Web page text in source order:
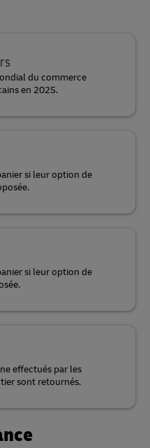
du commerce
en 2025.
si leur option de
si leur option de
effectués par les
sont retournés.